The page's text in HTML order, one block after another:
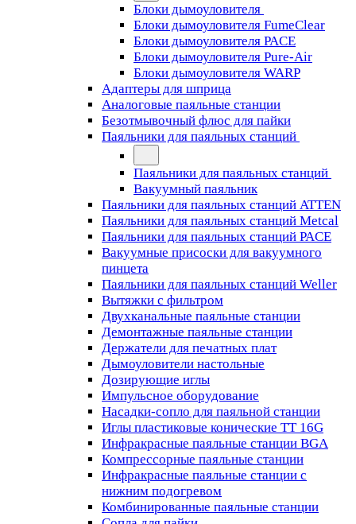
Блоки дымоуловителя
Блоки дымоуловителя FumeClear
Блоки дымоуловителя PACE
Блоки дымоуловителя Pure-Air
Блоки дымоуловителя WARP
Адаптеры для шприца
Аналоговые паяльные станции
Безотмывочный флюс для пайки
Паяльники для паяльных станций
Паяльники для паяльных станций
Вакуумный паяльник
Паяльники для паяльных станций ATTEN
Паяльники для паяльных станций Metcal
Паяльники для паяльных станций PACE
Вакуумные присоски для вакуумного
пинцета
Паяльники для паяльных станций Weller
Вытяжки с фильтром
Двухканальные паяльные станции
Демонтажные паяльные станции
Держатели для печатных плат
Дымоуловители настольные
Дозирующие иглы
Импульсное оборудование
Насадки-сопло для паяльной станции
Иглы пластиковые конические TT 16G
Инфракрасные паяльные станции BGA
Компрессорные паяльные станции
Инфракрасные паяльные станции с
нижним подогревом
Комбинированные паяльные станции